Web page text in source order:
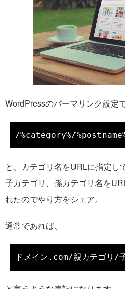
WordPressのパーマリンク設定
と、カテゴリ名をURLに指定し
子カテゴリ、孫カテゴリ名を
れたのでやり方をシェア。
通常であれば、